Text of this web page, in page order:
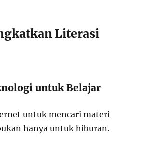
Literasi
untuk Belajar
untuk mencari materi
hanya untuk hiburan.